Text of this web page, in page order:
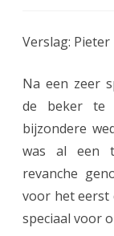
Verslag: Pieter
Na een zeer
de beker te
bijzondere
was al een
revanche
voor het eerst
speciaal voor